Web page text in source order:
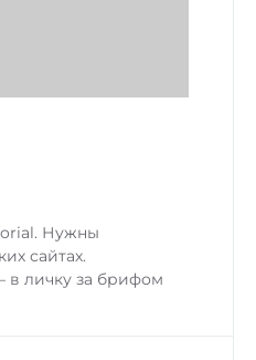
Нужны
сайтах.
в личку за брифом